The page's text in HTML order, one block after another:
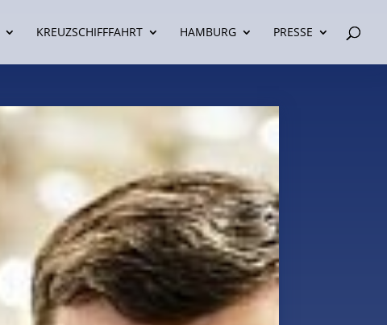
KREUZSCHIFFFAHRT HAMBURG PRESSE